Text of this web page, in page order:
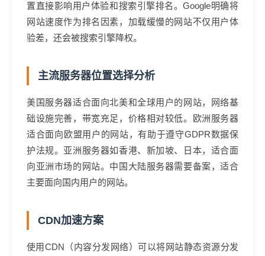
置直接影响用户体验和搜索引擎排名。Google明确将
网站速度作为排名因素，加载缓慢的网站不仅用户体
验差，还会被搜索引擎降权。
主流服务器位置选择分析
美国服务器适合面向北美和全球用户的网站，网络基
础设施完善，带宽充足，价格相对较低。欧洲服务器
适合面向欧盟用户的网站，有助于遵守GDPR数据保
护法规。亚洲服务器如香港、新加坡、日本，适合面
向亚洲市场的网站。中国大陆服务器需要备案，适合
主要面向国内用户的网站。
CDN加速方案
使用CDN（内容分发网络）可以将网站静态资源分发